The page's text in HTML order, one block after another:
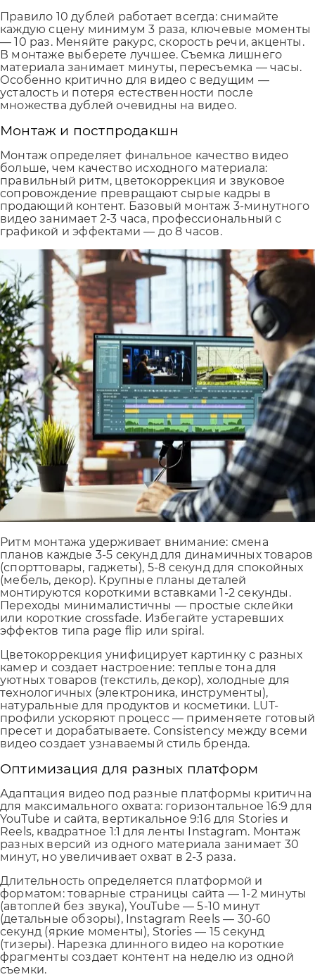
Правило 10 дублей работает всегда: снимайте
каждую сцену минимум 3 раза, ключевые моменты
— 10 раз. Меняйте ракурс, скорость речи, акценты.
В монтаже выберете лучшее. Съемка лишнего
материала занимает минуты, пересъемка — часы.
Особенно критично для видео с ведущим —
усталость и потеря естественности после
множества дублей очевидны на видео.
Монтаж и постпродакшн
Монтаж определяет финальное качество видео
больше, чем качество исходного материала:
правильный ритм, цветокоррекция и звуковое
сопровождение превращают сырые кадры в
продающий контент. Базовый монтаж 3-минутного
видео занимает 2-3 часа, профессиональный с
графикой и эффектами — до 8 часов.
Ритм монтажа удерживает внимание: смена
планов каждые 3-5 секунд для динамичных товаров
(спорттовары, гаджеты), 5-8 секунд для спокойных
(мебель, декор). Крупные планы деталей
монтируются короткими вставками 1-2 секунды.
Переходы минималистичны — простые склейки
или короткие crossfade. Избегайте устаревших
эффектов типа page flip или spiral.
Цветокоррекция унифицирует картинку с разных
камер и создает настроение: теплые тона для
уютных товаров (текстиль, декор), холодные для
технологичных (электроника, инструменты),
натуральные для продуктов и косметики. LUT-
профили ускоряют процесс — применяете готовый
пресет и дорабатываете. Consistency между всеми
видео создает узнаваемый стиль бренда.
Оптимизация для разных платформ
Адаптация видео под разные платформы критична
для максимального охвата: горизонтальное 16:9 для
YouTube и сайта, вертикальное 9:16 для Stories и
Reels, квадратное 1:1 для ленты Instagram. Монтаж
разных версий из одного материала занимает 30
минут, но увеличивает охват в 2-3 раза.
Длительность определяется платформой и
форматом: товарные страницы сайта — 1-2 минуты
(автоплей без звука), YouTube — 5-10 минут
(детальные обзоры), Instagram Reels — 30-60
секунд (яркие моменты), Stories — 15 секунд
(тизеры). Нарезка длинного видео на короткие
фрагменты создает контент на неделю из одной
съемки.